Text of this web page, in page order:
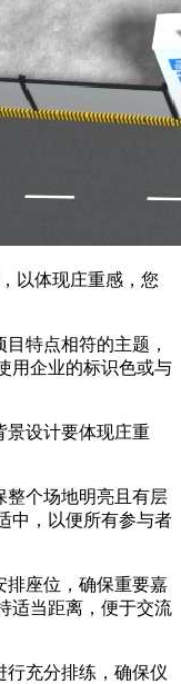
以体现庄重感，您
特点相符的主题，
用企业的标识色或与
景设计要体现庄重
整个场地明亮且有层
中，以便所有参与者
排座位，确保重要嘉
适当距离，便于交流
行充分排练，确保仪